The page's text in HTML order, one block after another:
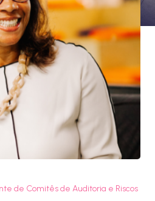
de Comitês de Auditoria e Riscos